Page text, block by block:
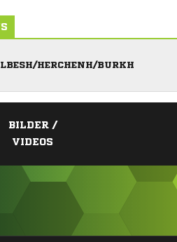
HERCHENH/BURKH
BILDER /
VIDEOS